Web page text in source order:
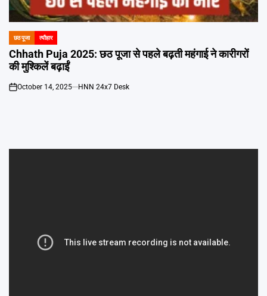
POSTED
IN
छठ पूजा त्यौहार
Chhath Puja 2025: छठ पूजा से पहले बढ़ती महंगाई ने कारीगरों
की मुश्किलें बढ़ाईं
on
October 14, 2025 HNN 24x7 Desk